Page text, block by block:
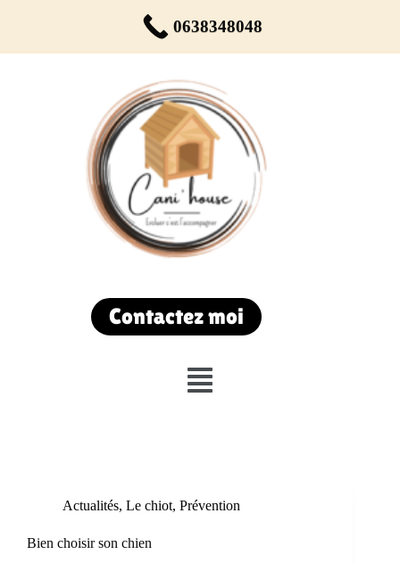
Réservez votre rendez-vous dès maintenant !
Du lundi au samedi de 9h00 à 19h00
Contactez moi
Actualités, Le chiot, Prévention
Bien choisir son chien
0638348048